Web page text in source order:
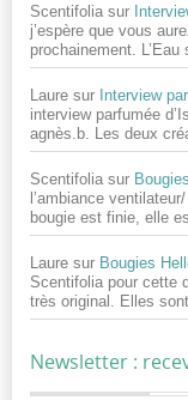
Scentifolia sur
j’espère que vous
prochainement.
Laure sur Interview
interview parfumée
agnès.b. Les deux
Scentifolia sur
l’ambiance
bougie est finie, elle
Laure sur Bougies
Scentifolia pour cette
très original. Elles
Newsletter :